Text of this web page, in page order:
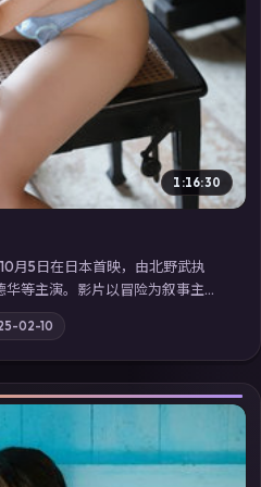
1:16:30
月5日在日本首映，由北野武执
等主演。影片以冒险为叙事主
自己从未活过“真实”的一天；摄
可通过「国产免费观看高清电视
佳作，畅享高清在线追剧体验。
02-10